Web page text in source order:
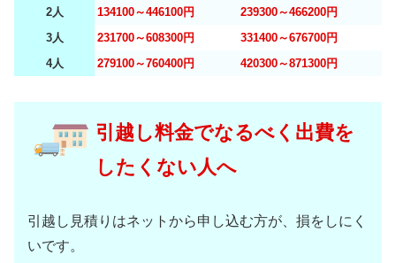
2人
134100～446100円
239300～466200円
3人
231700～608300円
331400～676700円
4人
279100～760400円 420300～871300円
引越し料金でなるべく出費を
したくない人へ
引越し見積りはネットから申し込む方が、損をしにく
いです。